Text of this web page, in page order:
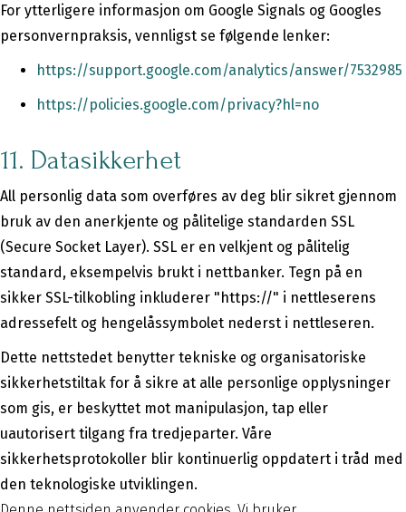
For ytterligere informasjon om Google Signals og Googles
personvernpraksis, vennligst se følgende lenker:
https://support.google.com/analytics/answer/7532985
https://policies.google.com/privacy?hl=no
11. Datasikkerhet
All personlig data som overføres av deg blir sikret gjennom
bruk av den anerkjente og pålitelige standarden SSL
(Secure Socket Layer). SSL er en velkjent og pålitelig
standard, eksempelvis brukt i nettbanker. Tegn på en
sikker SSL-tilkobling inkluderer "https://" i nettleserens
adressefelt og hengelåssymbolet nederst i nettleseren.
Dette nettstedet benytter tekniske og organisatoriske
sikkerhetstiltak for å sikre at alle personlige opplysninger
som gis, er beskyttet mot manipulasjon, tap eller
uautorisert tilgang fra tredjeparter. Våre
sikkerhetsprotokoller blir kontinuerlig oppdatert i tråd med
den teknologiske utviklingen.